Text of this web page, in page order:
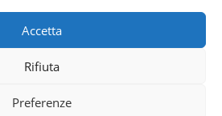
Accetta
Rifiuta
Preferenze